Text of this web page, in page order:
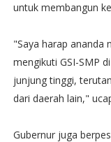
untuk membangun
"Saya harap ananda
mengikuti GSI-SMP
junjung tinggi,
dari daerah lain,"
Gubernur juga